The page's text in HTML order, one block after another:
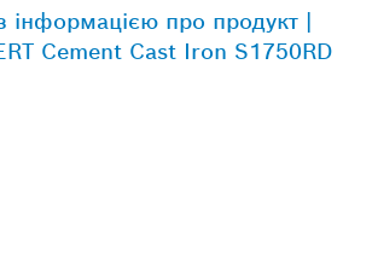
інформацією про продукт |
Cement Cast Iron S1750RD